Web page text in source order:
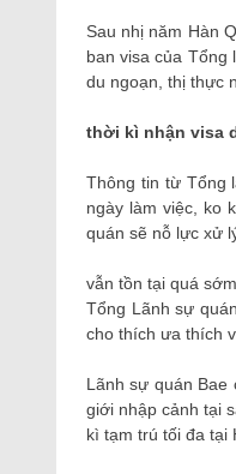
Sau nhị năm Hàn
ban visa của Tổng
du ngoạn, thị thực
thời kì nhận visa
Thông tin từ Tổng
ngày làm việc, ko
quán sẽ nỗ lực xử
vẫn tồn tại quá
Tổng Lãnh sự
cho thích ưa thích
Lãnh sự quán Bae
giới nhập cảnh tại
kì tạm trú tối đa tại